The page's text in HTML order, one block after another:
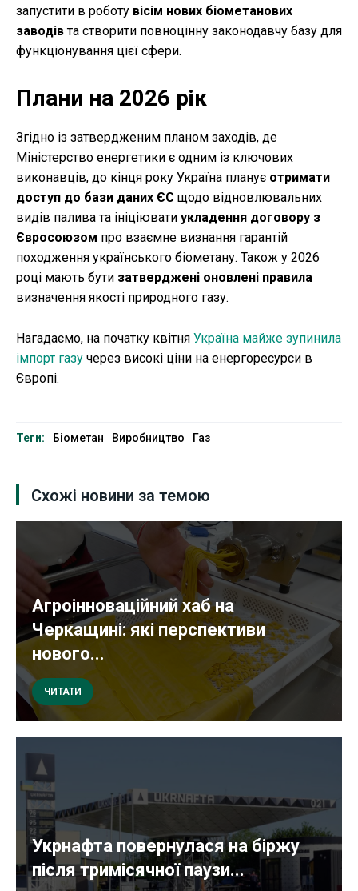
запустити в роботу вісім нових біометанових
заводівта створити повноцінну законодавчу базу для
функціонування цієї сфери.
Плани на 2026 рік
Згідно із затвердженим планом заходів, де
Міністерство енергетики є одним із ключових
виконавців, до кінця року Україна планує отримати
доступ до бази даних ЄС щодо відновлювальних
видів палива та ініціювати укладення договору з
Євросоюзом про взаємне визнання гарантій
походження українського біометану. Також у 2026
році мають бути затверджені оновлені правила
визначення якості природного газу.
Нагадаємо, на початку квітня Україна майже зупинила
імпорт газу через високі ціни на енергоресурси в
Європі.
Теги: Біометан Виробництво Газ
Схожі новини за темою
Агроінноваційний хаб на
Черкащині: які перспективи
нового...
ЧИТАТИ
Укрнафта повернулася на біржу
після тримісячної паузи...